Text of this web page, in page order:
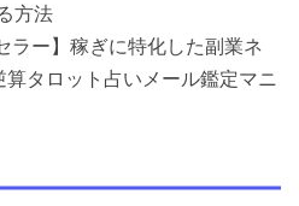
方法
ラー】稼ぎに特化した副業ネ
タロット占いメール鑑定マニ